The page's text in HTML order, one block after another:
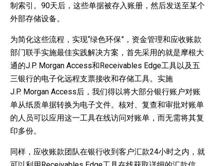
制索引。90天后，这些单据被存入账册，然后发送至某个
外部存储设备。
为简化这些流程，实现“绿色环保”，资金管理和应收账款
部门联手实施最佳实践解决方案，首先采用的就是摩根大
通的J.P. Morgan Access和Receivables Edge工具以及五
三银行的电子化远程支票接收和存储工具。实施
J.P. Morgan Access后，我们得以将大部分银行账户对账
单从纸质单据转换为电子文件。核对、复查和审批对账单
的人员可以应用这一工具在线访问对账单，而无需将其复
印多份。
同样，应收账款团队在银行收到客户汇款24小时之内，就